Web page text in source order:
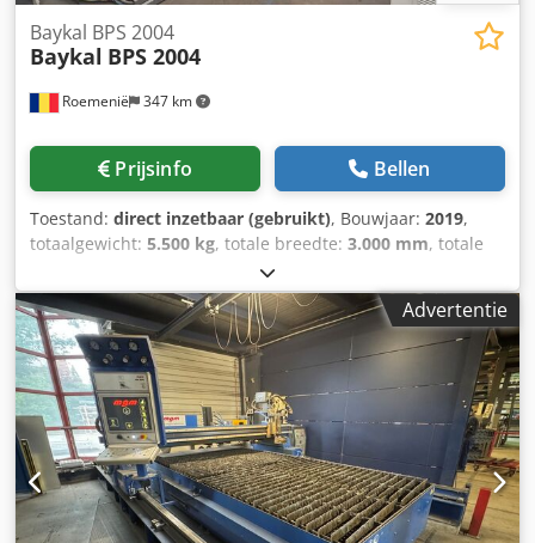
Roemenië 347 km
Baykal BPS 2004
Baykal BPS 2004
Prijsinfo Bellen
Toestand: direct inzetbaar (gebruikt), Bouwjaar: 2019,
totaalgewicht: 5.500 kg, totale breedte: 3.000 mm, totale
, verplaatsingsafstand X-as:
verplaatsing Y-as:2.000 mm, productlengte (max.):6.000
mm, aantal assen:3, Deze 3-assige Baykal BPS 2004 CNC-
plasmasnijmachine is in 2019 geproduceerd. De machine
heeft een snijtafel van 2000 x 4000 mm en is uitgerust met
een Hypertherm XPR300-snijsysteem, wat zorgt voor
snijprestaties van hoge kwaliteit. De machine beschikt over
geavanceerde functies zoals automatische
toortshoogteregeling en True Hole-technologie. Als u op
zoek bent naar hoogwaardige snijprestaties, overweeg dan
de Baykal BPS 2004-machine die wij te koop aanbieden.
Advertentie